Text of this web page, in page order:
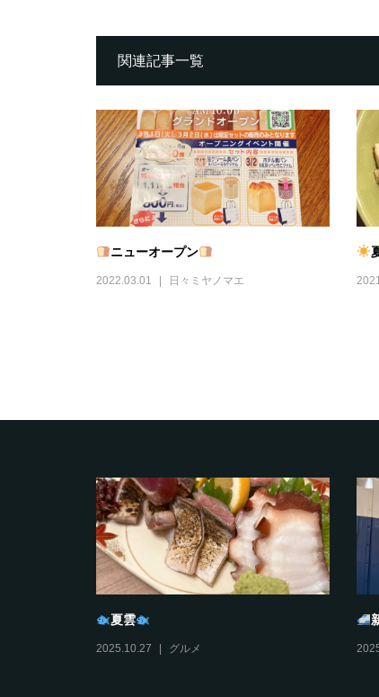
関連記事一覧
ニューオープン
2022.03.01 日々ミヤノマエ
おすそわけ
2025.12.11 日々ミヤノマエ